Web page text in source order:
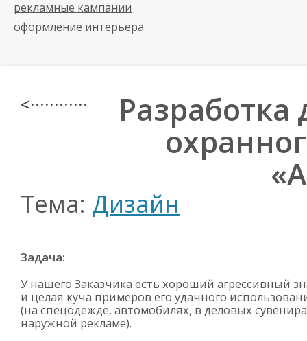
рекламные кампании
оформление интерьера
< · · · · · · · · · · · · Разработка
Тема: Дизайн
Задача:
У нашего Заказчика есть хороший агрессивный
и целая куча примеров его удачного
(на спецодежде, автомобилях, в деловых
наружной рекламе).